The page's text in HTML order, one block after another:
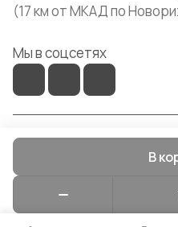
В
(17 км от МКАД по
Мы в соцсетях
Конфиденциальность